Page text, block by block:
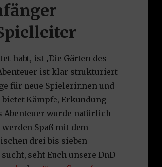
habt, ist ‚Die Gärten des
Abenteuer ist klar strukturiert
für neue Spielerinnen und
Kämpfe, Erkundung
Abenteuer wurde natürlich
Spaß mit dem
drei bis sieben
seht Euch unsere DnD